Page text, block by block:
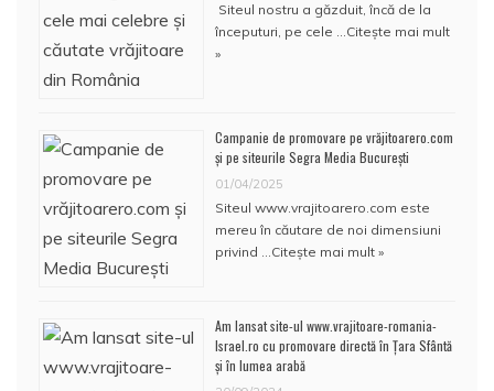
Siteul nostru a găzduit, încă de la
începuturi, pe cele …Citește mai mult
»
Campanie de promovare pe vrăjitoarero.com
și pe siteurile Segra Media București
01/04/2025
Siteul www.vrajitoarero.com este
mereu în căutare de noi dimensiuni
privind …Citește mai mult »
Am lansat site-ul www.vrajitoare-romania-
Israel.ro cu promovare directă în Țara Sfântă
și în lumea arabă